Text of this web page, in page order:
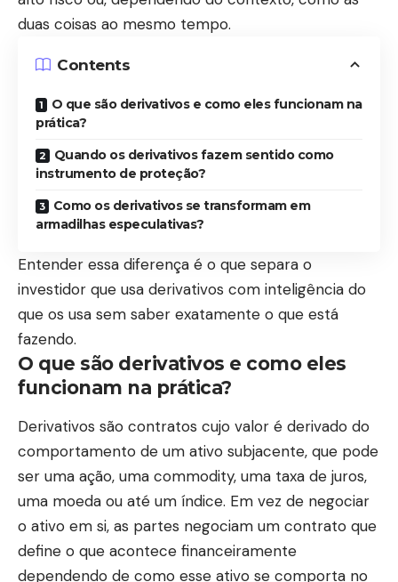
duas coisas ao mesmo tempo.
Contents
O que são derivativos e como eles funcionam na
prática?
Quando os derivativos fazem sentido como
instrumento de proteção?
Como os derivativos se transformam em
armadilhas especulativas?
Entender essa diferença é o que separa o
investidor que usa derivativos com inteligência do
que os usa sem saber exatamente o que está
fazendo.
O que são derivativos e como eles
funcionam na prática?
Derivativos são contratos cujo valor é derivado do
comportamento de um ativo subjacente, que pode
ser uma ação, uma commodity, uma taxa de juros,
uma moeda ou até um índice. Em vez de negociar
o ativo em si, as partes negociam um contrato que
define o que acontece financeiramente
dependendo de como esse ativo se comporta no